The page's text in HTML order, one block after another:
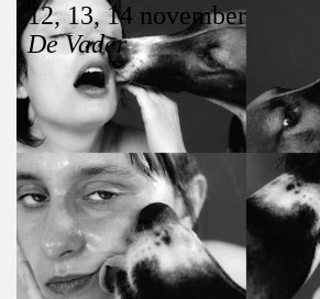
12, 13, 14 november
De Vader